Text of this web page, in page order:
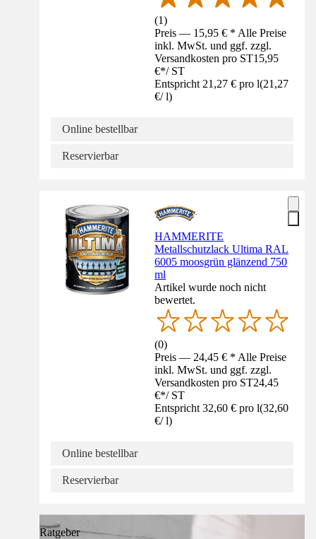
(1)
Preis — 15,95 € * Alle Preise
inkl. MwSt. und ggf. zzgl.
Versandkosten pro ST15,95
€*/ ST
Entspricht 21,27 € pro l(21,27
€/ l)
Online bestellbar
Reservierbar
HAMMERITE
Metallschutzlack Ultima RAL
6005 moosgrün glänzend 750
ml
Artikel wurde noch nicht
bewertet.
(0)
Preis — 24,45 € * Alle Preise
inkl. MwSt. und ggf. zzgl.
Versandkosten pro ST24,45
€*/ ST
Entspricht 32,60 € pro l(32,60
€/ l)
Online bestellbar
Reservierbar
Ratgeber